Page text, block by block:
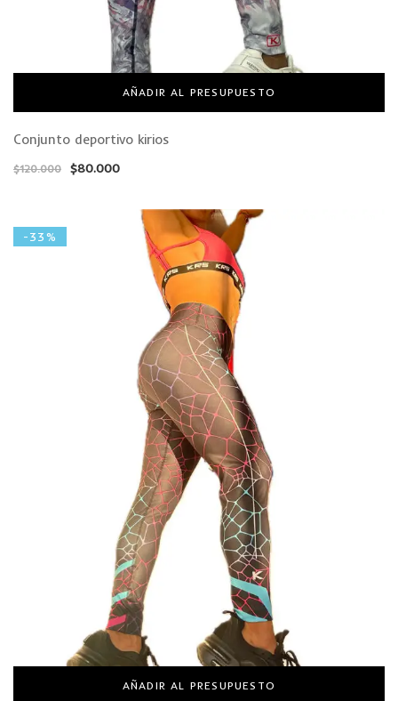
AÑADIR AL PRESUPUESTO
Conjunto deportivo kirios
$120.000 $80.000
-33%
AÑADIR AL PRESUPUESTO